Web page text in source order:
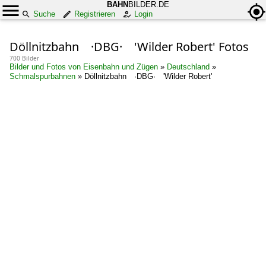
BAHN BILDER.DE
Suche
Registrieren Login
Döllnitzbahn ·DBG· 'Wilder Robert' Fotos
700 Bilder
Bilder und Fotos von Eisenbahn und Zügen » Deutschland »
Schmalspurbahnen » Döllnitzbahn ·DBG· 'Wilder Robert'